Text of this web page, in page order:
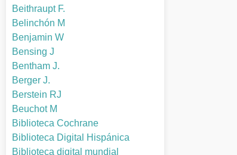
Beithraupt F.
Belinchón M
Benjamin W
Bensing J
Bentham J.
Berger J.
Berstein RJ
Beuchot M
Biblioteca Cochrane
Biblioteca Digital Hispánica
Biblioteca digital mundial